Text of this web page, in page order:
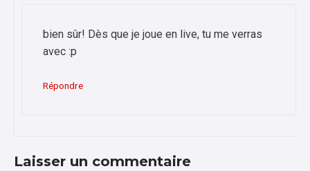
bien sûr! Dès que je joue en live, tu me verras
avec :p
Répondre
Laisser un commentaire